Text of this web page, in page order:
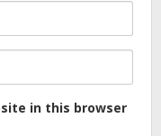
in this browser